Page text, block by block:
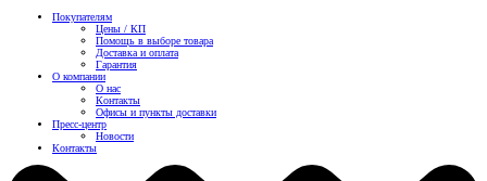
Покупателям
Цены / КП
Помощь в выборе товара
Доставка и оплата
Гарантия
О компании
О нас
Контакты
Офисы и пункты доставки
Пресс-центр
Новости
Контакты